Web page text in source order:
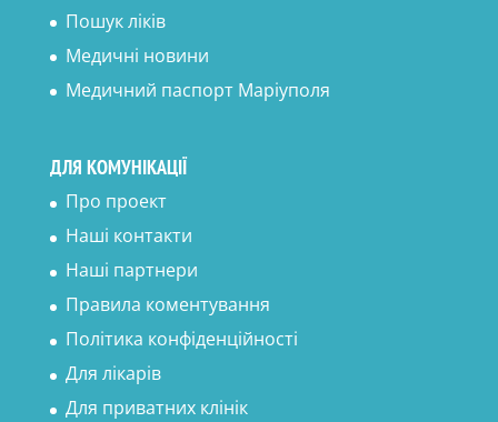
Пошук ліків
Медичні новини
Медичний паспорт Маріуполя
ДЛЯ КОМУНІКАЦІЇ
Про проект
Наші контакти
Наші партнери
Правила коментування
Політика конфіденційності
Для лікарів
Для приватних клінік